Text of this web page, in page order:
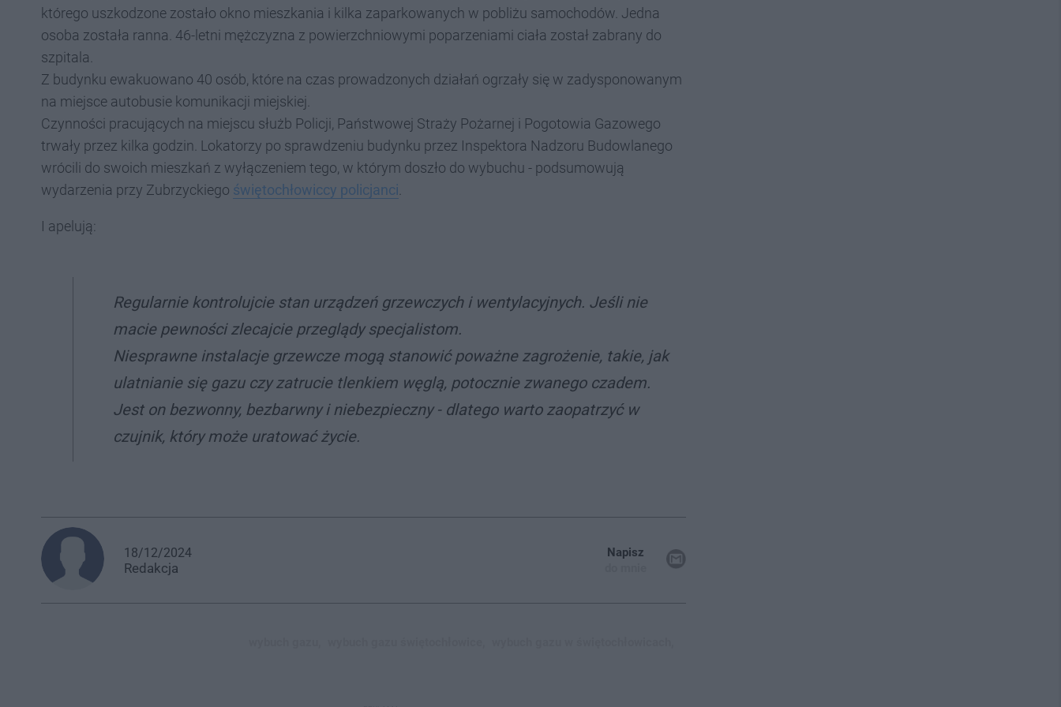
którego uszkodzone zostało okno mieszkania i kilka zaparkowanych w pobliżu samochodów. Jedna
osoba została ranna. 46-letni mężczyzna z powierzchniowymi poparzeniami ciała został zabrany do
szpitala.
Z budynku ewakuowano 40 osób, które na czas prowadzonych działań ogrzały się w zadysponowanym
na miejsce autobusie komunikacji miejskiej.
Czynności pracujących na miejscu służb Policji, Państwowej Straży Pożarnej i Pogotowia Gazowego
trwały przez kilka godzin. Lokatorzy po sprawdzeniu budynku przez Inspektora Nadzoru Budowlanego
wrócili do swoich mieszkań z wyłączeniem tego, w którym doszło do wybuchu - podsumowują
wydarzenia przy Zubrzyckiego świętochłowiccy policjanci
I apelują:
Regularnie kontrolujcie stan urządzeń grzewczych i wentylacyjnych. Jeśli nie
macie pewności zlecajcie przeglądy specjalistom.
Niesprawne instalacje grzewcze mogą stanowić poważne zagrożenie, takie, jak
ulatnianie się gazu czy zatrucie tlenkiem węglą, potocznie zwanego czadem.
Jest on bezwonny, bezbarwny i niebezpieczny - dlatego warto zaopatrzyć w
czujnik, który może uratować życie.
18/12/2024
Redakcja
Napisz